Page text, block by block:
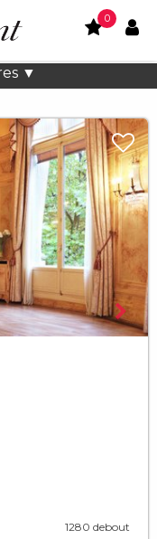
0
▼
1280 debout